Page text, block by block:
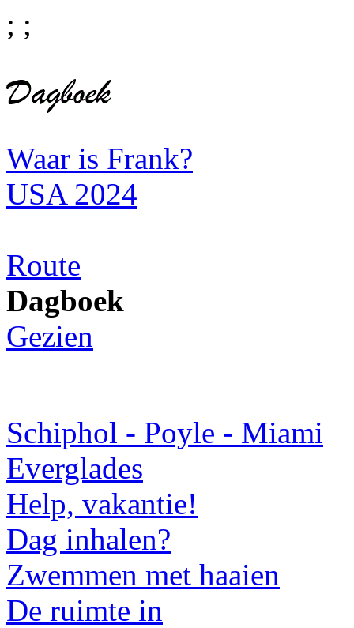
; ;
Waar is Frank?
USA 2024
Route
Dagboek
Gezien
Schiphol - Poyle - Miami
Everglades
Help, vakantie!
Dag inhalen?
Zwemmen met haaien
De ruimte in